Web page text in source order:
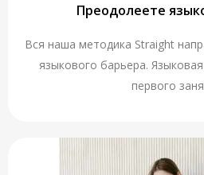
Преодолеете
Вся наша методика Straight
языкового барьера.
первого